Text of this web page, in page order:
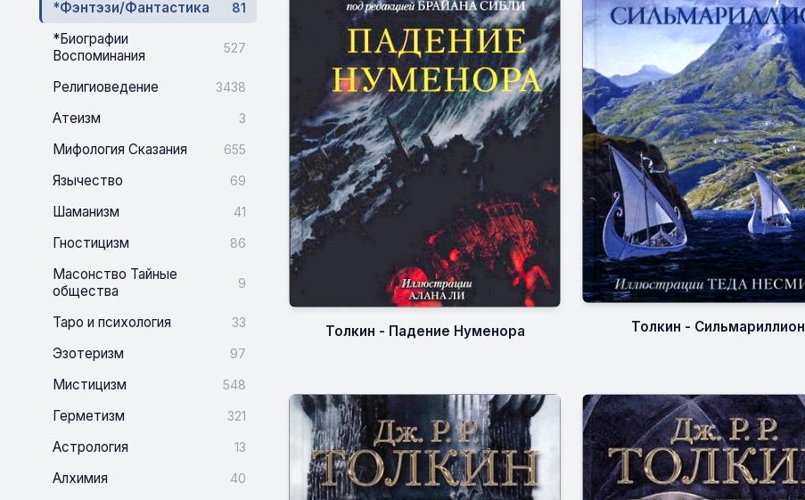
*Фэнтэзи/Фантастика 81
*Биографии
Воспоминания
527
Религиоведение 3438
Атеизм 3
Мифология Сказания 655
Язычество 69
Шаманизм 41
Гностицизм 86
Масонство Тайные
общества
9
Таро и психология 33
Эзотеризм 97
Мистицизм 548
Герметизм 321
Астрология 13
Алхимия 40
Толкин - Падение Нуменора Толкин - Сильмариллион